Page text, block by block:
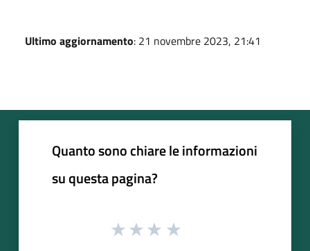
Ultimo aggiornamento: 21 novembre 2023, 21:41
Quanto sono chiare le informazioni
su questa pagina?